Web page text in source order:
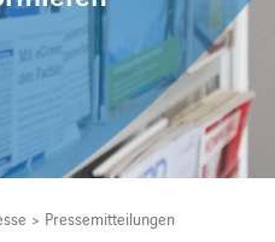
> Pressemitteilungen